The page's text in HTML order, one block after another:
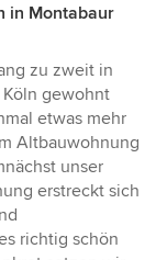
in Montabaur
zu zweit in
gewohnt
etwas mehr
Altbauwohnung
unser
erstreckt sich
richtig schön